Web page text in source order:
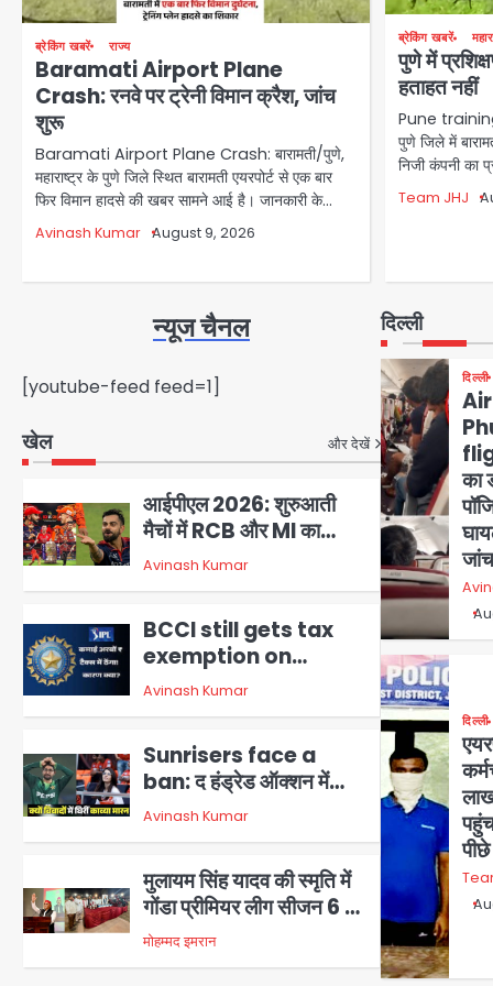
ब्रेकिंग खबरें राज्य
Baramati Airport Plane
Crash: रनवे पर ट्रेनी विमान क्रैश, जांच
शुरू
Baramati Airport Plane Crash: बारामती/पुणे,
महाराष्ट्र के पुणे जिले स्थित बारामती एयरपोर्ट से एक बार
फिर विमान हादसे की खबर सामने आई है। जानकारी के…
Avinash Kumar August 9, 2026
ब्रेकिंग खबरें
पुणे में
हताहत नहीं
Pune
पुणे जिले में
निजी कंपनी का
Team JHJ
दिल्ली
दिल्ली
का
दिल्ली
पीछे
न्यूज चैनल
[youtube-feed feed=1]
खेल और देखें
exemption on
billions in IPL
revenue: चवन्नी भी इनकम
टैक्स में नहीं, बॉम्बे हाईकोर्ट ने
खारिज
Avinash Kumar
ban: द हंड्रेड ऑक्शन में
पाकिस्तानी स्पिनर अबरार
अहमद को खरीदने पर SRH
और काव्या मारन को भारी बैन
Avinash Kumar
गोंडा प्रीमियर लीग सीजन 6 का
आगाज, अखिलेश यादव ने किया
उद्घाटन
मोहम्मद इमरान
2
यूपी पुलिस बनी एनएसएम
क्रिकेट टूर्नामेंट की चैंपियन,
फाइनल में सुपर स्मैशर्स को 7
विकेट से रौंदा
3
आईपीएल 2026: शुरुआती
मैचों में RCB और MI का
जलवा, आज RR-CS K की
धमाकेदार टक्कर, दर्शक उत्साह
Avinash Kumar
4
BCCI still gets tax
exemption on
billions in IPL
revenue: चवन्नी भी इनकम
आयकर विभाग की माँग को किया
खारिज
Avinash Kumar
5
Sunrisers face a
ban: द हंड्रेड ऑक्शन में
पाकिस्तानी स्पिनर अबरार
अहमद को खरीदने पर SRH
और काव्या मारन को भारी बैन
का सामना
Avinash Kumar
1
मुलायम सिंह यादव की स्मृति में
गोंडा प्रीमियर लीग सीजन 6 का
आगाज, अखिलेश यादव ने किया
उद्घाटन
मोहम्मद इमरान